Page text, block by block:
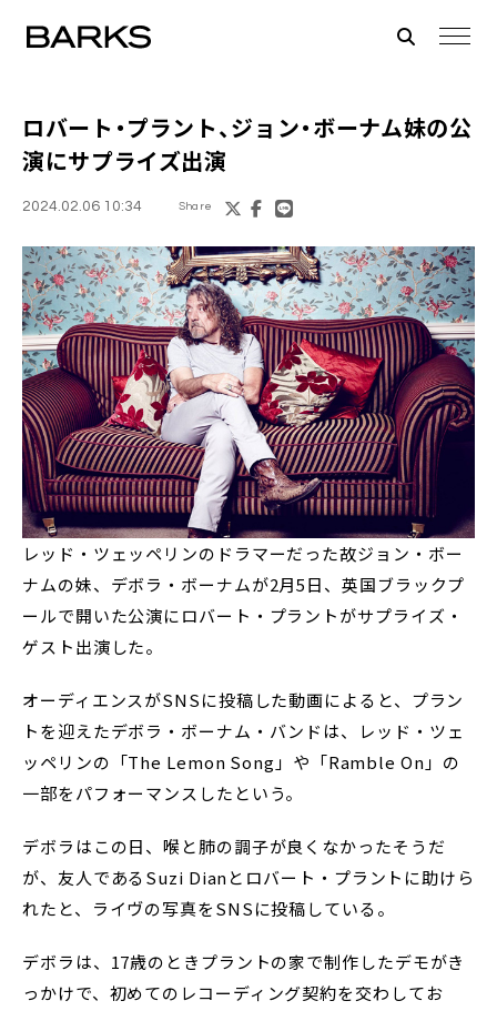
ロバート・プラント、ジョン・ボーナム妹の公
演にサプライズ出演
2024.02.06 10:34 Share
レッド・ツェッペリンのドラマーだった故ジョン・ボー
ナムの妹、デボラ・ボーナムが2月5日、英国ブラックプ
ールで開いた公演にロバート・プラントがサプライズ・
ゲスト出演した。
オーディエンスがSNSに投稿した動画によると、プラン
トを迎えたデボラ・ボーナム・バンドは、レッド・ツェ
ッペリンの「The Lemon Song」や「Ramble On」の
一部をパフォーマンスしたという。
デボラはこの日、喉と肺の調子が良くなかったそうだ
が、友人であるSuzi Dianとロバート・プラントに助けら
れたと、ライヴの写真をSNSに投稿している。
デボラは、17歳のときプラントの家で制作したデモがき
っかけで、初めてのレコーディング契約を交わしてお